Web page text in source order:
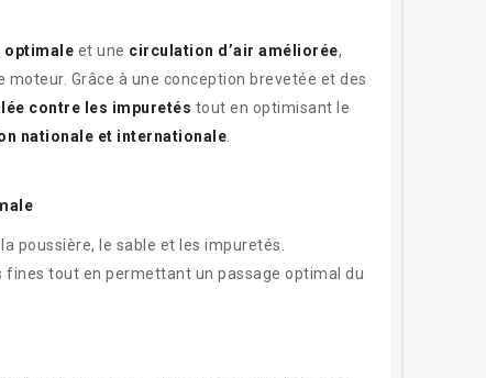
et une circulation d’air améliorée,
Grâce à une conception brevetée et des
contre les impuretés tout en optimisant le
nationale et internationale
poussière, le sable et les impuretés.
fines tout en permettant un passage optimal du